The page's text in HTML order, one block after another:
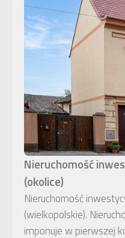
Nieruchomość
(okolice)
Nieruchomość
(wielkopolskie).
imponuje w pierwszej